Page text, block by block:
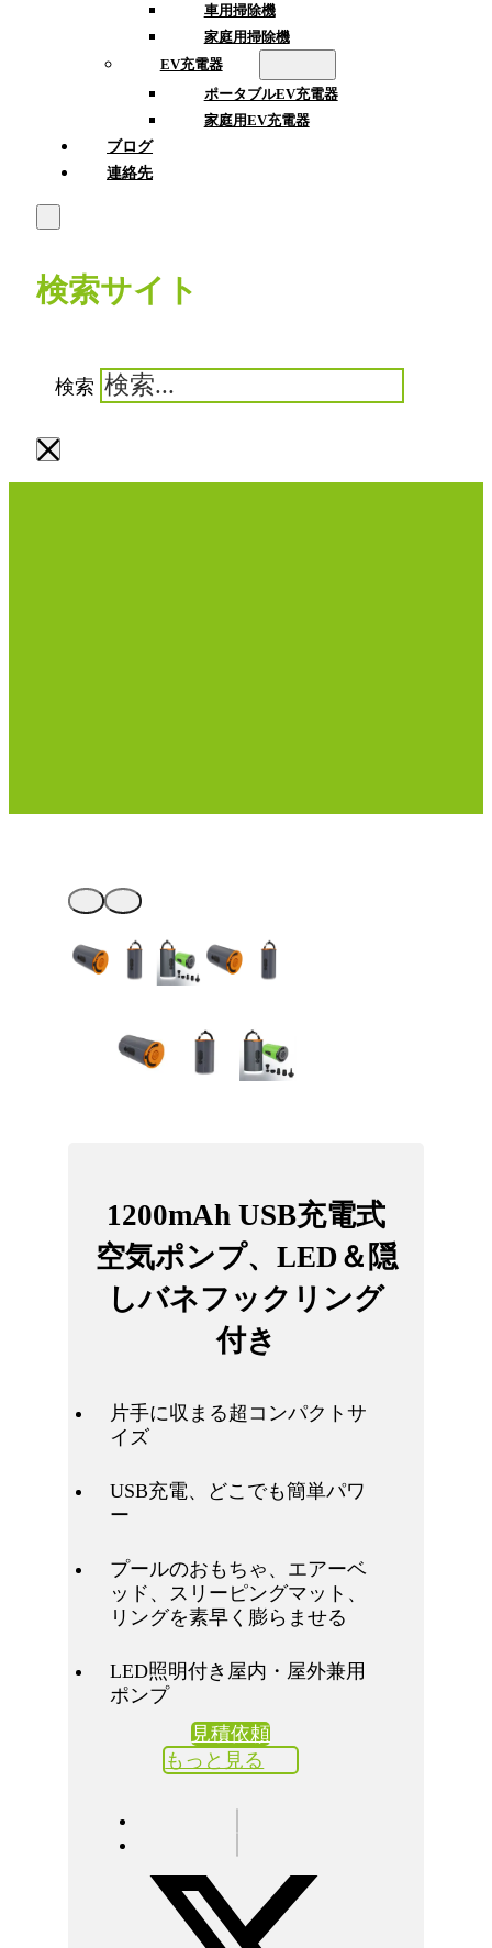
車用掃除機
家庭用掃除機
EV充電器
ポータブルEV充電器
家庭用EV充電器
ブログ
連絡先
検索サイト
検索
×
1200mAh USB充電式
空気ポンプ、LED＆隠
しバネフックリング
付き
片手に収まる超コンパクトサ
イズ
USB充電、どこでも簡単パワ
ー
プールのおもちゃ、エアーベ
ッド、スリーピングマット、
リングを素早く膨らませる
LED照明付き屋内・屋外兼用
ポンプ
見積依頼
もっと見る